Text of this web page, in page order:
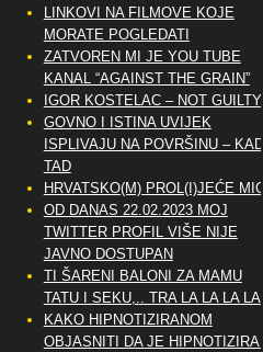
LINKOVI NA FILMOVE KOJE
MORATE POGLEDATI
ZATVOREN MI JE YOU TUBE
KANAL “AGAINST THE GRAIN”
IGOR KOSTELAC – NOT GUILTY
GOVNO I ISTINA UVIJEK
ISPLIVAJU NA POVRŠINU – KAD
TAD
HRVATSKO(M) PROL(I)JEĆE MIG
OD DANAS 22.02.2023 MOJ
TWITTER PROFIL VIŠE NIJE
JAVNO DOSTUPAN
TI ŠARENI BALONI ZA MAMU
TATU I SEKU,.. TRA LA LA LA LA
KAKO HIPNOTIZIRANOM
OBJASNITI DA JE HIPNOTIZIRAN